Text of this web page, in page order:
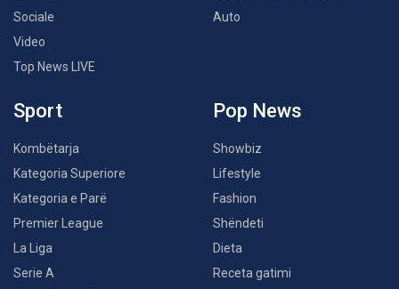
Sociale
Video
Top News LIVE
Auto
Sport
Kombëtarja
Kategoria Superiore
Kategoria e Parë
Premier League
La Liga
Serie A
Pop News
Showbiz
Lifestyle
Fashion
Shëndeti
Dieta
Receta gatimi